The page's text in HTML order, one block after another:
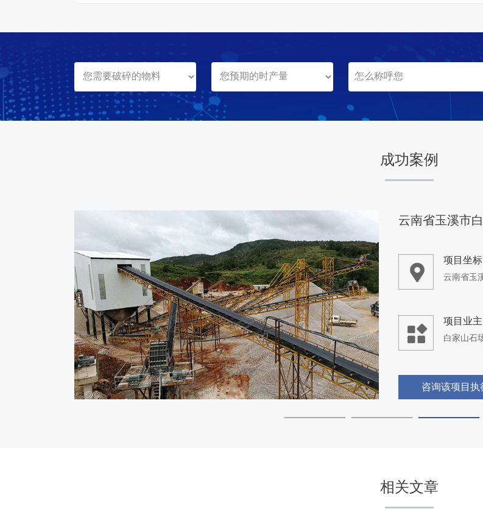
成功案例
项目坐标
项目业主
咨询该项目执
云南省玉溪市
项目坐标
云南省玉
项目业主
白家山石
咨询该项目执
相关文章